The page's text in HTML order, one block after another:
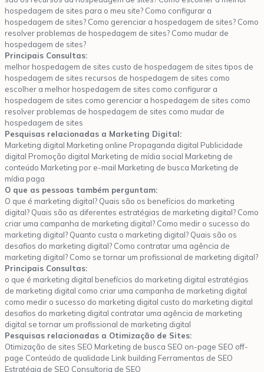
hospedagem de sites para o meu site? Como configurar a
hospedagem de sites? Como gerenciar a hospedagem de sites? Como
resolver problemas de hospedagem de sites? Como mudar de
hospedagem de sites?
Principais Consultas:
melhor hospedagem de sites custo de hospedagem de sites tipos de
hospedagem de sites recursos de hospedagem de sites como
escolher a melhor hospedagem de sites como configurar a
hospedagem de sites como gerenciar a hospedagem de sites como
resolver problemas de hospedagem de sites como mudar de
hospedagem de sites
Pesquisas relacionadas a Marketing Digital:
Marketing digital Marketing online Propaganda digital Publicidade
digital Promoção digital Marketing de mídia social Marketing de
conteúdo Marketing por e-mail Marketing de busca Marketing de
mídia paga
O que as pessoas também perguntam:
O que é marketing digital? Quais são os benefícios do marketing
digital? Quais são as diferentes estratégias de marketing digital? Como
criar uma campanha de marketing digital? Como medir o sucesso do
marketing digital? Quanto custa o marketing digital? Quais são os
desafios do marketing digital? Como contratar uma agência de
marketing digital? Como se tornar um profissional de marketing digital?
Principais Consultas:
o que é marketing digital benefícios do marketing digital estratégias
de marketing digital como criar uma campanha de marketing digital
como medir o sucesso do marketing digital custo do marketing digital
desafios do marketing digital contratar uma agência de marketing
digital se tornar um profissional de marketing digital
Pesquisas relacionadas a Otimização de Sites:
Otimização de sites SEO Marketing de busca SEO on-page SEO off-
page Conteúdo de qualidade Link building Ferramentas de SEO
Estratégia de SEO Consultoria de SEO